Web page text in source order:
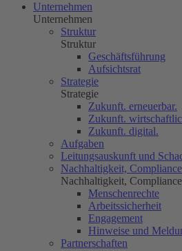
Unternehmen
Unternehmen
Struktur
Struktur
Geschäftsführung
Aufsichtsrat
Strategie
Strategie
Zukunft. erneuerbar.
Zukunft.
Zukunft. digital.
Aufgaben
Leitungsauskunft und
Nachhaltigkeit,
Nachhaltigkeit,
Menschenrechte
Arbeitssicherheit
Engagement
Hinweise und
Partnerschaften